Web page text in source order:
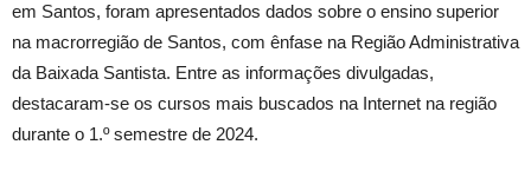
em Santos, foram apresentados dados sobre o ensino superior
na macrorregião de Santos, com ênfase na Região Administrativa
da Baixada Santista. Entre as informações divulgadas,
destacaram-se os cursos mais buscados na Internet na região
durante o 1.ºsemestre de 2024.